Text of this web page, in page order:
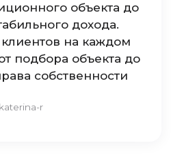
объекта до
дохода.
на каждом
подбора объекта до
собственности
r